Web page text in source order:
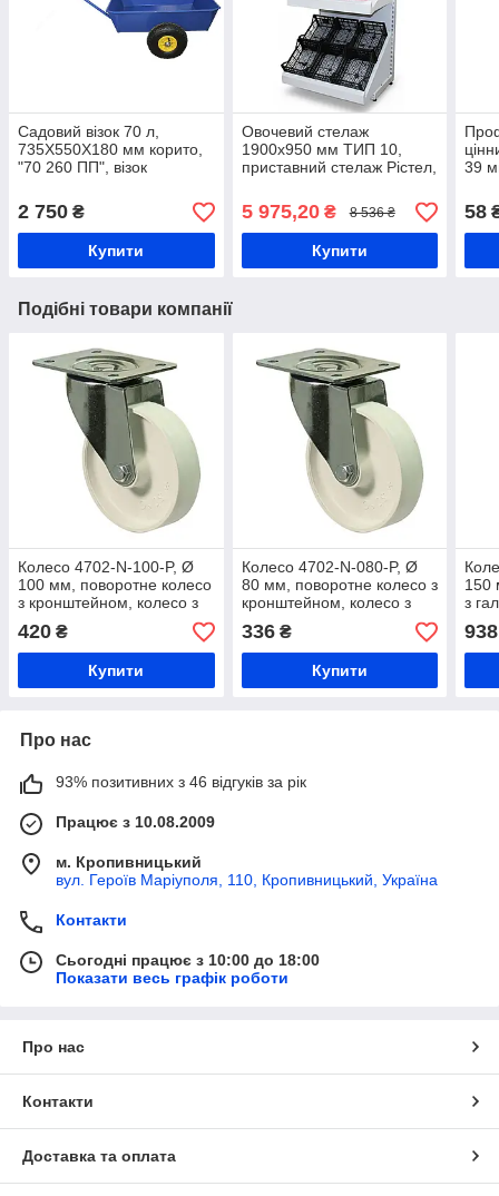
Садовий візок 70 л,
735Х550Х180 мм корито,
"70 260 ПП", візок
2 750 ₴
Купити
Овочевий стелаж
1900х950 мм ТИП 10,
приставний стелаж Рістел,
торговий, стелаж для
фруктів в магазин
5 975,20₴ 8 536 ₴
Купити
39
58
Подібні товари компанії
Колесо 4702-N-100-P, Ø
100 мм, поворотне колесо
з кронштейном, колесо з
поліаміду на виробництво,
термостійке колесо на
обладнання
420 ₴
Купити
Колесо 4702-N-080-P, Ø
80 мм, поворотне колесо з
кронштейном, колесо з
поліаміду на виробництво,
термостійке колесо на
обладнання
336₴
Купити
150
з
938
Про нас
93% позитивних з 46 відгуків за рік
Працює з 10.08.2009
м. Кропивницький
вул. Героїв Маріуполя, 110, Кропивницький, Україна
Контакти
Сьогодні працює з 10:00 до 18:00
Показати весь графік роботи
Про нас
Контакти
Доставка та оплата